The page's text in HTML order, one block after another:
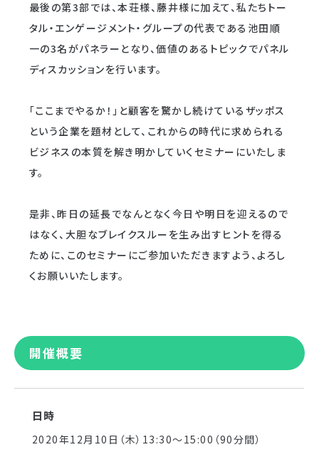
最後の第3部では、本荘様、藤井様に加えて、私たちトー
タル・エンゲージメント・グループの代表である池田順
一の3名がパネラーとなり、価値のあるトピックでパネル
ディスカッションを行います。
「ここまでやるか！」と顧客を驚かし続けているザッポス
という企業を題材として、これからの時代に求められる
ビジネスの本質を解き明かしていくセミナーにいたしま
す。
是非、昨日の延長でなんとなく今日や明日を迎えるので
はなく、大胆なブレイクスルーを生み出すヒントを得る
ために、このセミナーにご参加いただきますよう、よろし
くお願いいたします。
開催概要
日時
2020年12月10日（木）13:30～15:00（90分間）